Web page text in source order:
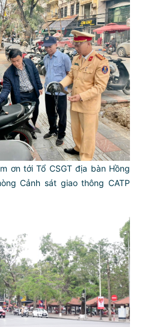
ơn tới Tổ CSGT địa bàn Hồng
Cảnh sát giao thông CATP